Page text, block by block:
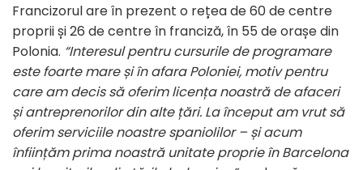
Francizorul are în prezent o rețea de 60 de centre
proprii și 26 de centre în franciză, în 55 de orașe din
Polonia. “Interesul pentru cursurile de programare
este foarte mare și în afara Poloniei, motiv pentru
care am decis să oferim licența noastră de afaceri
și antreprenorilor din alte țări. La început am vrut să
oferim serviciile noastre spaniolilor – și acum
înființăm prima noastră unitate proprie în Barcelona